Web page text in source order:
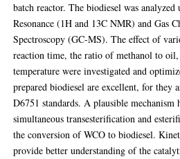
batch reactor. The biodiesel was
Resonance (1H and 13C NMR) and Gas
Spectroscopy (GC-MS). The effect of
reaction time, the ratio of methanol to
temperature were investigated and
prepared biodiesel are excellent, for they
D6751 standards. A plausible mechanism
simultaneous transesterification and
the conversion of WCO to biodiesel.
provide better understanding of the